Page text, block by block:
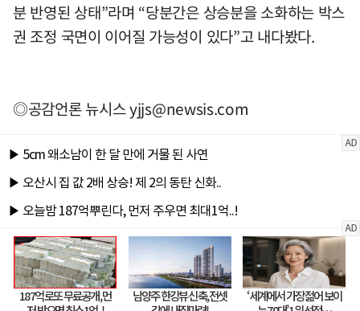
분 반영된 상태”라며 “당분간은 상승분을 소화하는 박스
권 조정 국면이 이어질 가능성이 있다”고 내다봤다.
◎공감언론 뉴시스yjjs@newsis.com